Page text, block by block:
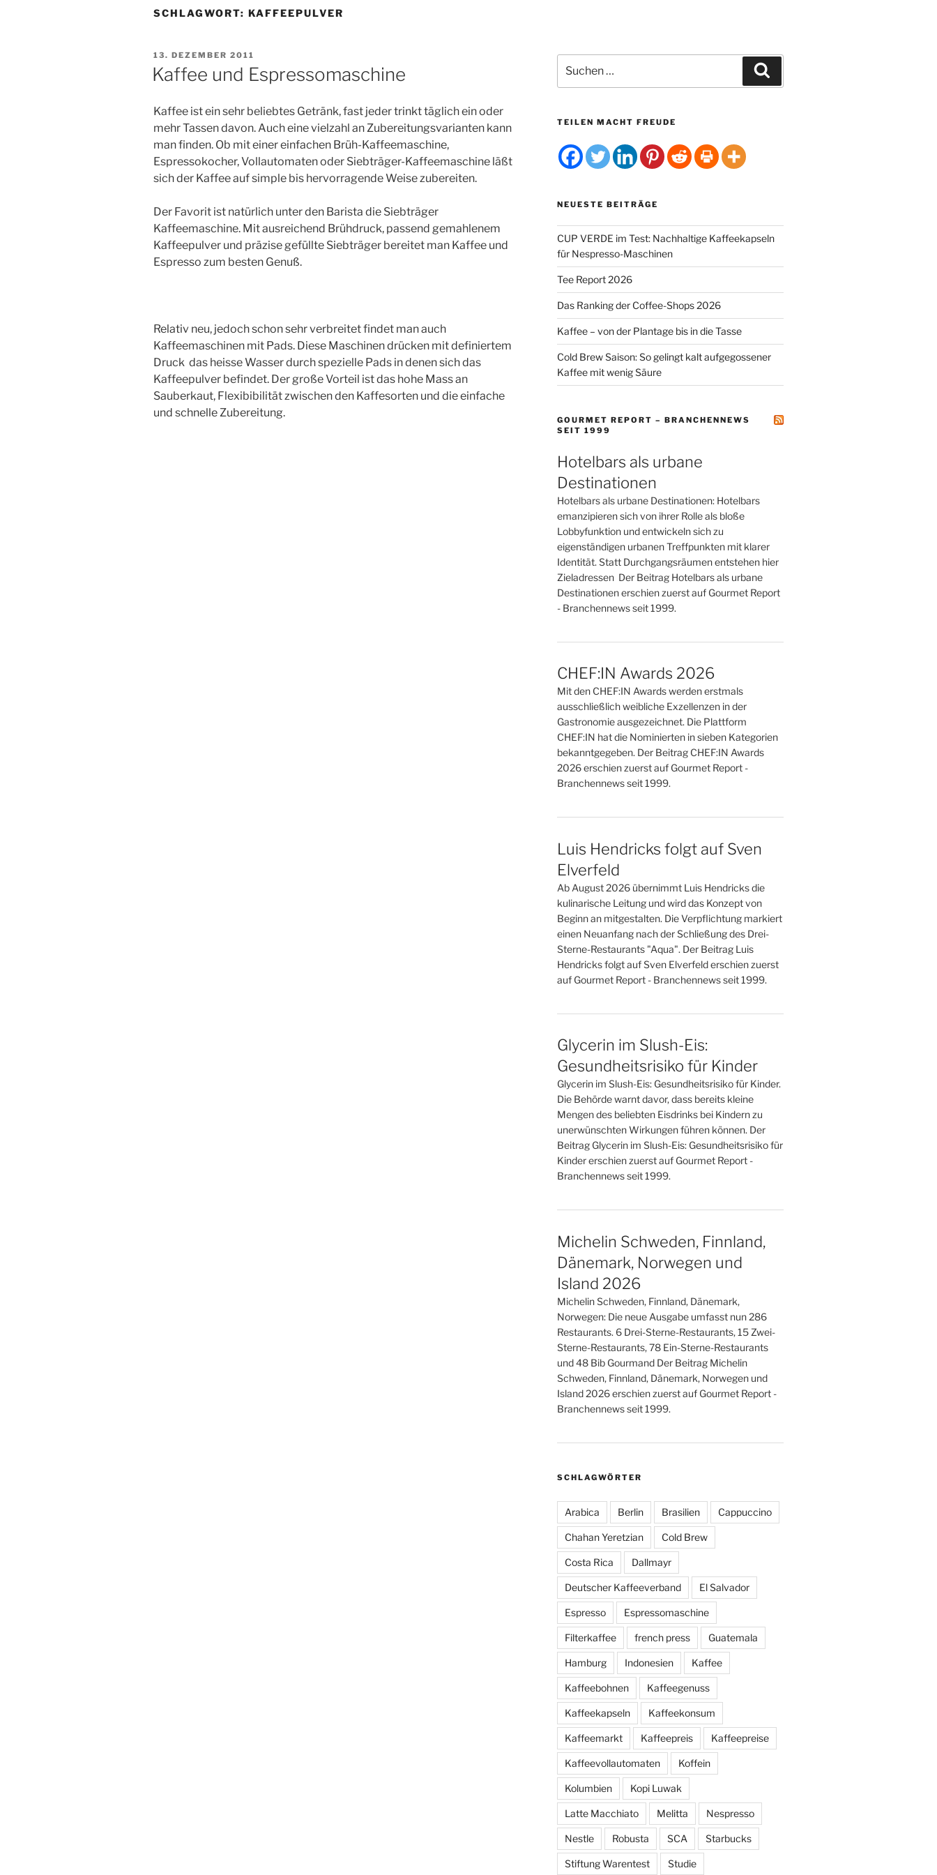
SCHLAGWORT: KAFFEEPULVER
VERÖFFENTLICHT
AM
13. DEZEMBER 2011
Kaffee und Espressomaschine
Kaffee ist ein sehr beliebtes Getränk, fast jeder trinkt täglich ein oder
mehr Tassen davon. Auch eine vielzahl an Zubereitungsvarianten kann
man finden. Ob mit einer einfachen Brüh-Kaffeemaschine,
Espressokocher, Vollautomaten oder Siebträger-Kaffeemaschine läßt
sich der Kaffee auf simple bis hervorragende Weise zubereiten.
Der Favorit ist natürlich unter den Barista die Siebträger
Kaffeemaschine. Mit ausreichend Brühdruck, passend gemahlenem
Kaffeepulver und präzise gefüllte Siebträger bereitet man Kaffee und
Espresso zum besten Genuß.
Relativ neu, jedoch schon sehr verbreitet findet man auch
Kaffeemaschinen mit Pads. Diese Maschinen drücken mit definiertem
Druck das heisse Wasser durch spezielle Pads in denen sich das
Kaffeepulver befindet. Der große Vorteil ist das hohe Mass an
Sauberkaut, Flexibibilität zwischen den Kaffesorten und die einfache
und schnelle Zubereitung.
nach:
TEILEN MACHT FREUDE
NEUESTE BEITRÄGE
CUP VERDE im Test: Nachhaltige Kaffeekapseln
für Nespresso-Maschinen
Tee Report 2026
Das Ranking der Coffee-Shops 2026
Kaffee – von der Plantage bis in die Tasse
Cold Brew Saison: So gelingt kalt aufgegossener
Kaffee mit wenig Säure
GOURMET REPORT – BRANCHENNEWS
SEIT 1999
Hotelbars als urbane
Destinationen
Hotelbars als urbane Destinationen: Hotelbars
emanzipieren sich von ihrer Rolle als bloße
Lobbyfunktion und entwickeln sich zu
eigenständigen urbanen Treffpunkten mit klarer
Identität. Statt Durchgangsräumen entstehen hier
Zieladressen Der Beitrag Hotelbars als urbane
Destinationen erschien zuerst auf Gourmet Report
- Branchennews seit 1999.
CHEF:IN Awards 2026
Mit den CHEF:IN Awards werden erstmals
ausschließlich weibliche Exzellenzen in der
Gastronomie ausgezeichnet. Die Plattform
CHEF:IN hat die Nominierten in sieben Kategorien
bekanntgegeben. Der Beitrag CHEF:IN Awards
2026 erschien zuerst auf Gourmet Report -
Branchennews seit 1999.
Luis Hendricks folgt auf Sven
Elverfeld
Ab August 2026 übernimmt Luis Hendricks die
kulinarische Leitung und wird das Konzept von
Beginn an mitgestalten. Die Verpflichtung markiert
einen Neuanfang nach der Schließung des Drei-
Sterne-Restaurants "Aqua". Der Beitrag Luis
Hendricks folgt auf Sven Elverfeld erschien zuerst
auf Gourmet Report - Branchennews seit 1999.
Glycerin im Slush-Eis:
Gesundheitsrisiko für Kinder
Glycerin im Slush-Eis: Gesundheitsrisiko für Kinder.
Die Behörde warnt davor, dass bereits kleine
Mengen des beliebten Eisdrinks bei Kindern zu
unerwünschten Wirkungen führen können. Der
Beitrag Glycerin im Slush-Eis: Gesundheitsrisiko für
Kinder erschien zuerst auf Gourmet Report -
Branchennews seit 1999.
Michelin Schweden, Finnland,
Dänemark, Norwegen und
Island 2026
Michelin Schweden, Finnland, Dänemark,
Norwegen: Die neue Ausgabe umfasst nun 286
Restaurants. 6 Drei-Sterne-Restaurants, 15 Zwei-
Sterne-Restaurants, 78 Ein-Sterne-Restaurants
und 48 Bib Gourmand Der Beitrag Michelin
Schweden, Finnland, Dänemark, Norwegen und
Island 2026 erschien zuerst auf Gourmet Report -
Branchennews seit 1999.
SCHLAGWÖRTER
Arabica Berlin Brasilien Cappuccino
Chahan Yeretzian Cold Brew
Costa Rica Dallmayr
Deutscher Kaffeeverband El Salvador
Espresso Espressomaschine
Filterkaffee french press Guatemala
Hamburg Indonesien Kaffee
Kaffeebohnen Kaffeegenuss
Kaffeekapseln Kaffeekonsum
Kaffeemarkt Kaffeepreis Kaffeepreise
Kaffeevollautomaten Koffein
Kolumbien Kopi Luwak
Latte Macchiato Melitta Nespresso
Nestle Robusta SCA Starbucks
Stiftung Warentest Studie